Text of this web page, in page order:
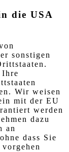
die USA
sonstigen
Wir weisen
mit der EU
werden
dazu
an
dass Sie